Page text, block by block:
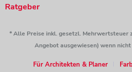
Ratgeber
* Alle Preise inkl. gesetzl. Mehrwertsteuer
Angebot ausgewiesen) wenn
Für Architekten & Planer